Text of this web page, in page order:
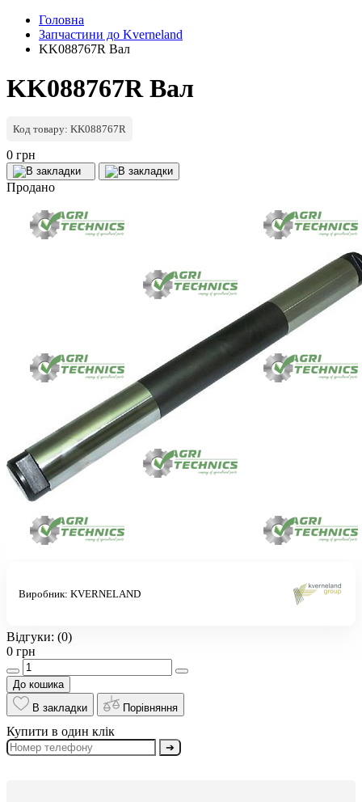
Головна
Запчастини до Kverneland
KK088767R Вал
KK088767R Вал
Код товару: KK088767R
0 грн
Продано
Виробник: KVERNELAND
Відгуки: (0)
0 грн
До кошика
В закладки
Порівняння
Купити в один клік
➔